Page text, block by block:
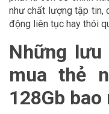
như chất lượng tập tin,
động liên tục hay thói
Những
mua thẻ
128Gb bao